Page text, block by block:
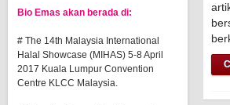
Bio Emas akan berada di:
# The 14th Malaysia International
Halal Showcase (MIHAS) 5-8 April
2017 Kuala Lumpur Convention
Centre KLCC Malaysia.